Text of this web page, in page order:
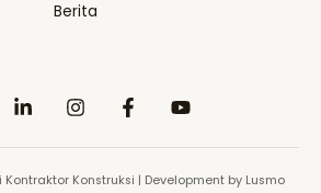
Berita
Konstruksi | Development by Lusmo